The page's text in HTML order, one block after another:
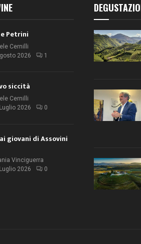
Petrini
Cernilli
2026
1
siccità
Cernilli
2026
0
giovani di Assovini
Vinciguerra
2026
0